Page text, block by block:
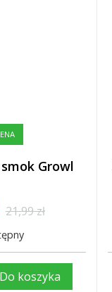
Growl
21,99 zł
Do koszyka